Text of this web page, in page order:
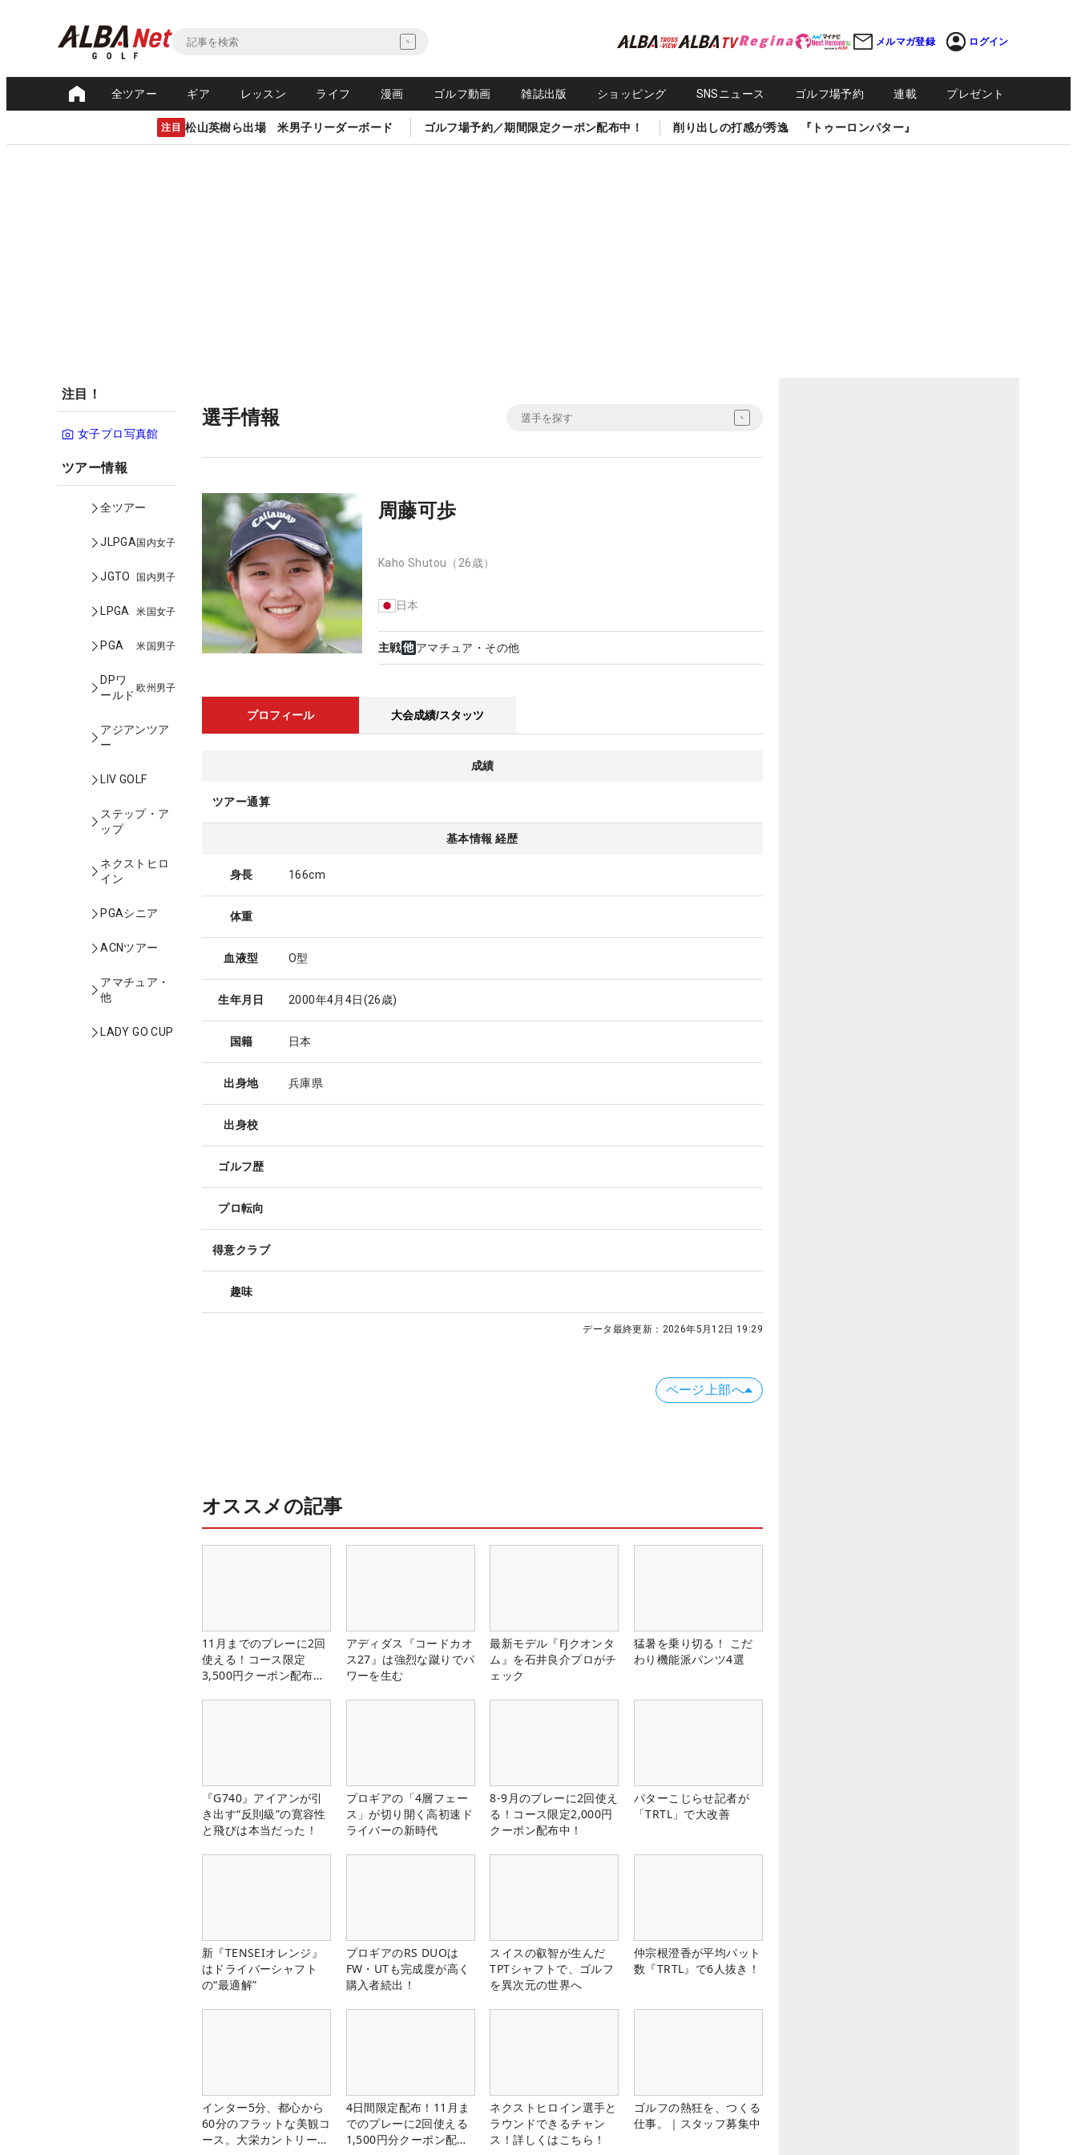
メルマガ登録 ログイン
全ツアー ギア レッスン ライフ 漫画 ゴルフ動画 雑誌出版 ショッピング SNSニュース ゴルフ場予約 連載 プレゼント
注目 松山英樹ら出場 米男子リーダーボード ゴルフ場予約／期間限定クーポン配布中！ 削り出しの打感が秀逸 『トゥーロンパター』
注目！
女子プロ写真館
ツアー情報
全ツアー
JLPGA国内女子
JGTO 国内男子
LPGA 米国女子
PGA 米国男子
DPワ
ールド
欧州男子
アジアンツア
ー
LIV GOLF
ステップ・ア
ップ
ネクストヒロ
イン
PGAシニア
ACNツアー
アマチュア・
他
LADY GO CUP
選手情報
周藤可歩
Kaho Shutou （26歳）
日本
主戦 アマチュア・その他
プロフィール 大会成績/スタッツ
成績
ツアー通算
基本情報 経歴
身長 166cm
体重
血液型 O型
生年月日 2000年4月4日(26歳)
国籍 日本
出身地 兵庫県
出身校
ゴルフ歴
プロ転向
得意クラブ
趣味
データ最終更新： 2026年5月12日 19:29
ページ上部へ
オススメの記事
11月までのプレーに2回
使える！コース限定
3,500円クーポン配布
アディダス『コードカオ
ス27』は強烈な蹴りでパ
ワーを生む
最新モデル『FJクオンタ
ム』を石井良介プロがチ
ェック
猛暑を乗り切る！ こだ
わり機能派パンツ4選
『G740』アイアンが引
き出す“反則級”の寛容性
と飛びは本当だった！
プロギアの「4層フェー
ス」が切り開く高初速ド
ライバーの新時代
8-9月のプレーに2回使え
る！コース限定2,000円
クーポン配布中！
パターこじらせ記者が
「TRTL」で大改善
新『TENSEIオレンジ』
はドライバーシャフト
の“最適解”
プロギアのRS DUOは
FW・UTも完成度が高く
購入者続出！
スイスの叡智が生んだ
TPTシャフトで、ゴルフ
を異次元の世界へ
仲宗根澄香が平均パット
数『TRTL』で6人抜き！
インター5分、都心から
60分のフラットな美観コ
ース。大栄カントリー俱
4日間限定配布！11月ま
でのプレーに2回使える
1,500円分クーポン配布
ネクストヒロイン選手と
ラウンドできるチャン
ス！詳しくはこちら！
ゴルフの熱狂を、つくる
仕事。｜スタッフ募集中